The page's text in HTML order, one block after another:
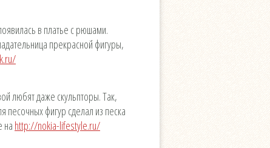
в платье с рюшами.
прекрасной фигуры,
любят даже скульпторы. Так,
песочных фигур сделал из песка
на http://nokia-lifestyle.ru/